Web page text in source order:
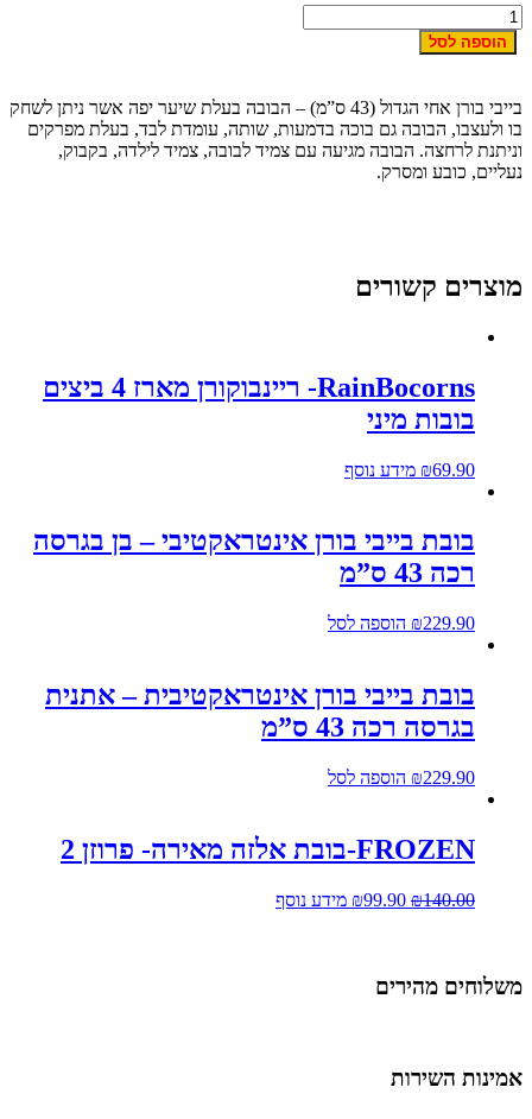
הוספה לסל
בייבי בורן אחי הגדול (43 ס”מ) – הבובה בעלת שיער יפה אשר ניתן לשחק
ולעצבו, הבובה גם בוכה בדמעות, שותה, עומדת לבד, בעלת מפרקים
לרחצה. הבובה מגיעה עם צמיד לבובה, צמיד לילדה, בקבוק,
כובע ומסרק.
קשורים
RainBocorns- ריינבוקורן מארז 4 ביצים
בובות מיני
₪69.90 מידע נוסף
בובת בייבי בורן אינטראקטיבי – בן בגרסה
רכה 43 ס”מ
₪229.90 הוספה לסל
בובת בייבי בורן אינטראקטיבית – אתנית
בגרסה רכה 43 ס”מ
₪229.90 הוספה לסל
FROZEN-בובת אלזה מאירה- פרוזן 2
₪140.00
₪99.90 מידע נוסף
מהירים
השירות